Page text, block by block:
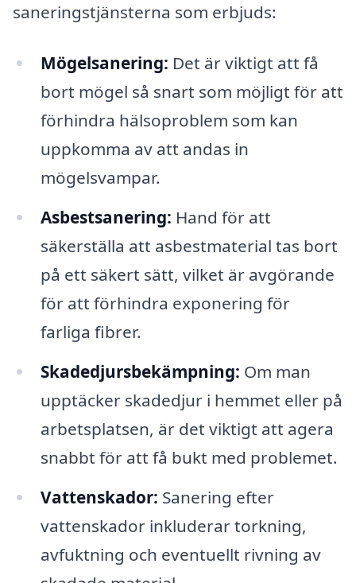
saneringstjänsterna som erbjuds:
Mögelsanering: Det är viktigt att få
bort mögel så snart som möjligt för att
förhindra hälsoproblem som kan
uppkomma av att andas in
mögelsvampar.
Asbestsanering: Hand för att
säkerställa att asbestmaterial tas bort
på ett säkert sätt, vilket är avgörande
för att förhindra exponering för
farliga fibrer.
Skadedjursbekämpning: Om man
upptäcker skadedjur i hemmet eller på
arbetsplatsen, är det viktigt att agera
snabbt för att få bukt med problemet.
Vattenskador: Sanering efter
vattenskador inkluderar torkning,
avfuktning och eventuellt rivning av